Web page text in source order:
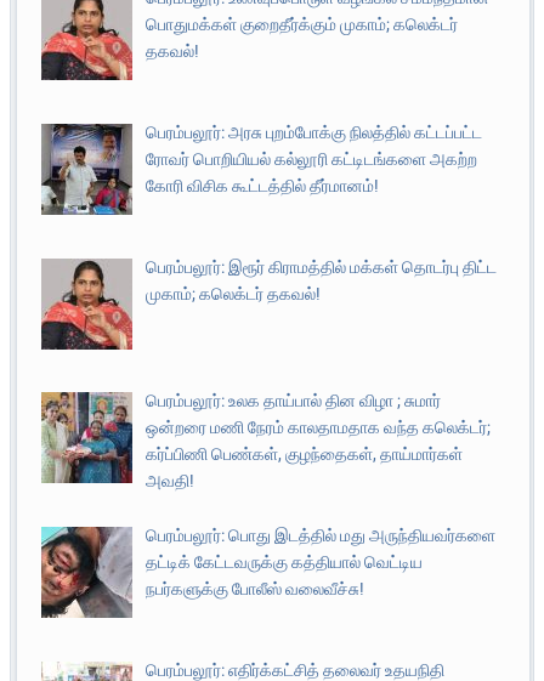
பொதுமக்கள் குறைதீர்க்கும் முகாம்; கலெக்டர்
தகவல்!
பெரம்பலூர்: அரசு புறம்போக்கு நிலத்தில் கட்டப்பட்ட
ரோவர் பொறியியல் கல்லூரி கட்டிடங்களை அகற்ற
கோரி விசிக கூட்டத்தில் தீர்மானம்!
பெரம்பலூர்: இரூர் கிராமத்தில் மக்கள் தொடர்பு திட்ட
முகாம்; கலெக்டர் தகவல்!
பெரம்பலூர்: உலக தாய்பால் தின விழா ; சுமார்
ஒன்றரை மணி நேரம் காலதாமதாக வந்த கலெக்டர்;
கர்ப்பிணி பெண்கள், குழந்தைகள், தாய்மார்கள்
அவதி!
பெரம்பலூர்: பொது இடத்தில் மது அருந்தியவர்களை
தட்டிக் கேட்டவருக்கு கத்தியால் வெட்டிய
நபர்களுக்கு போலீஸ் வலைவீச்சு!
பெரம்பலூர்: எதிர்க்கட்சித் தலைவர் உதயநிதி